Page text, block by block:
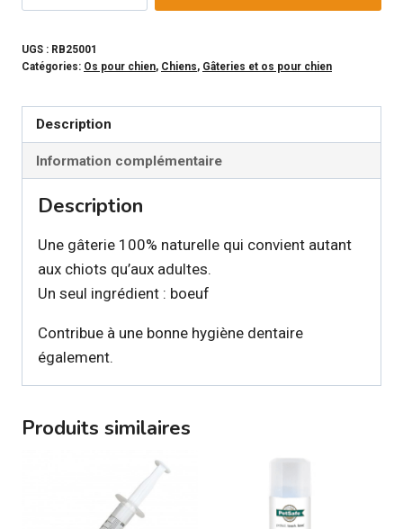
-
Anneau
boeuf
pour
chien
UGS : RB25001
Catégories: Os pour chien, Chiens, Gâteries et os pour chien
Description
Information complémentaire
Description
Une gâterie 100% naturelle qui convient autant
aux chiots qu’aux adultes.
Un seul ingrédient : boeuf
Contribue à une bonne hygiène dentaire
également.
Produits similaires